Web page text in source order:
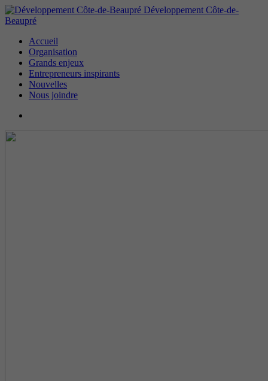
Développement Côte-de-
Beaupré
Accueil
Organisation
Grands enjeux
Entrepreneurs inspirants
Nouvelles
Nous joindre